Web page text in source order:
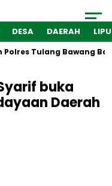
DESA DAERAH
Polres Tulang Bawang
buka
Daerah